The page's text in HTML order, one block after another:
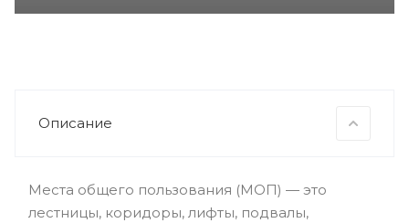
Описание
Места общего пользования (МОП) — это
лестницы, коридоры, лифты, подвалы,